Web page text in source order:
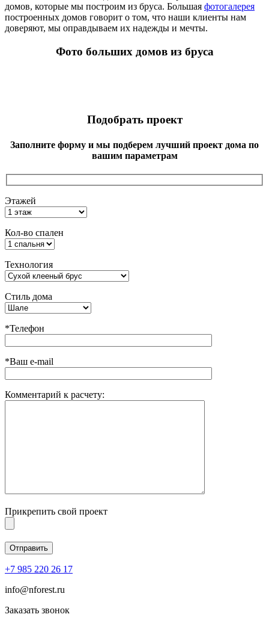
домов, которые мы построим из бруса. Большая фотогалерея
построенных домов говорит о том, что наши клиенты нам
доверяют, мы оправдываем их надежды и мечты.
Фото больших домов из бруса
Подобрать проект
Заполните форму и мы подберем лучший проект дома по
вашим параметрам
Этажей
Кол-во спален
Технология
Стиль дома
*Телефон
*Ваш e-mail
Комментарий к расчету:
Прикрепить свой проект
+7 985 220 26 17
info@nforest.ru
Заказать звонок